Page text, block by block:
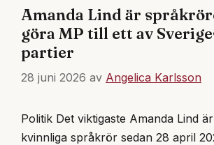
Amanda Lind är
göra MP till ett av
partier
28 juni 2026 av Angelica Karlsson
Politik Det viktigaste Amanda Lind
kvinnliga språkrör sedan 28 april